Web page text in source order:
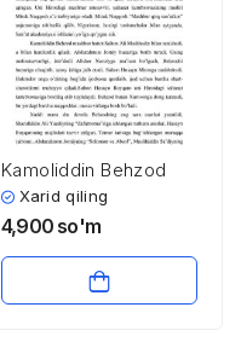
Kamoliddin Behzod
Xarid qiling
4,900 so'm